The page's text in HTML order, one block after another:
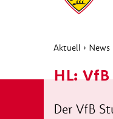
Aktuell › News
HL:
Der VfB